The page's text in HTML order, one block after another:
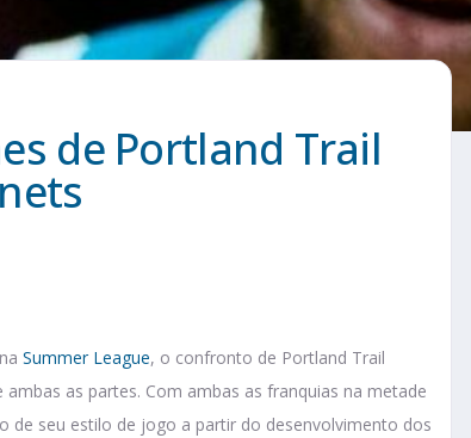
de Portland Trail
Summer League, o confronto de Portland Trail
as partes. Com ambas as franquias na metade
seu estilo de jogo a partir do desenvolvimento dos